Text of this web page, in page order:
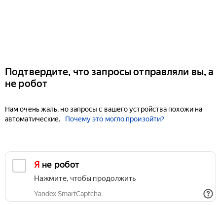
Подтвердите, что запросы отправляли вы, а
не робот
Нам очень жаль, но запросы с вашего устройства похожи на
автоматические.
Почему это могло произойти?
Я не робот
Нажмите, чтобы продолжить
Yandex SmartCaptcha